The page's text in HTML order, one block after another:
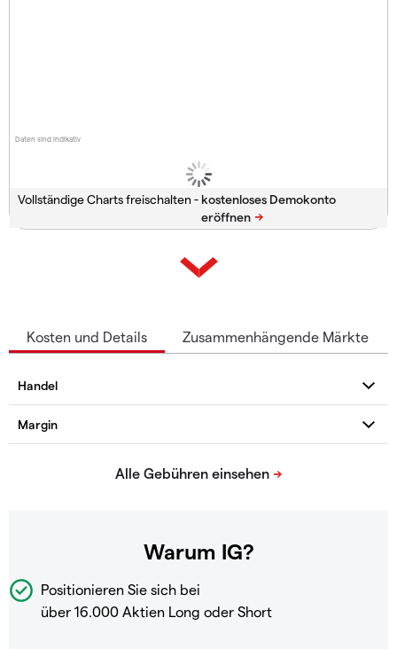
Daten sind indikativ
Vollständige Charts freischalten -
Kosten und Details Zusammenhängende Märkte
Warum IG?
Positionieren Sie sich bei
über 16.000 Aktien Long oder Short